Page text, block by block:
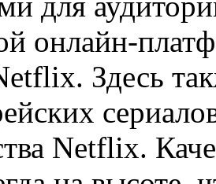
онлайн-
Здесь
Netflix.